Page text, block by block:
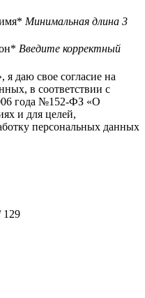
Минимальная длина 3
Введите корректный
даю свое согласие на
в соответствии с
года №152-ФЗ «О
и для целей,
персональных данных
129